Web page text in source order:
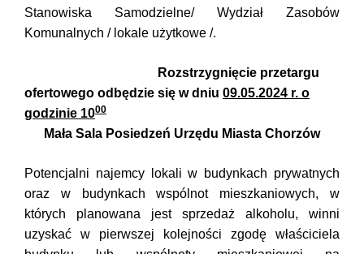
Stanowiska Samodzielne/ Wydział Zasobów
Komunalnych / lokale użytkowe /.
Rozstrzygnięcie przetargu
ofertowego odbędzie się w dniu 09.05.2024 r. o
godzinie 1000
Mała Sala Posiedzeń Urzędu Miasta Chorzów
Potencjalni najemcy lokali w budynkach prywatnych
oraz w budynkach wspólnot mieszkaniowych, w
których planowana jest sprzedaż alkoholu, winni
uzyskać w pierwszej kolejności zgodę właściciela